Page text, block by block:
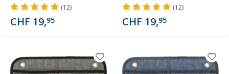
(12)
CHF 19,95
(12)
CHF 19,95